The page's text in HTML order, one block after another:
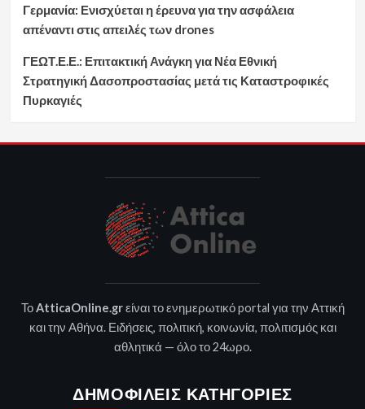
Γερμανία: Ενισχύεται η έρευνα για την ασφάλεια
απέναντι στις απειλές των drones
ΓΕΩΤ.Ε.Ε.: Επιτακτική Ανάγκη για Νέα Εθνική
Στρατηγική Δασοπροστασίας μετά τις Καταστροφικές
Πυρκαγιές
ΤοAtticaOnline.grείναι το ενημερωτικό portal για την Αττική
και την Αθήνα. Ειδήσεις, πολιτική, κοινωνία, πολιτισμός και
αθλητικά — όλο το 24ωρο.
ΔΗΜΟΦΙΛΕΊΣ ΚΑΤΗΓΟΡΊΕΣ